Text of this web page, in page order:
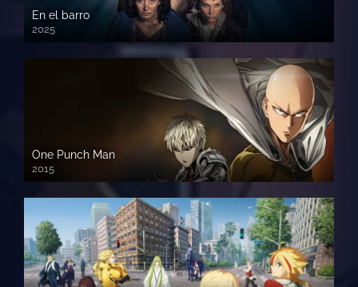
En el barro
2025
One Punch Man
2015